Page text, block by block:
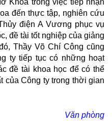
đến thực tập, nghiên cứu
điện A Vương phục vụ
đề tài tốt nghiệp của giảng
Thầy Võ Chí Công cũng
ty tiếp tục có những hoạt
đề tài khoa học để có thể
của Công ty trong thời gian
Văn phòng